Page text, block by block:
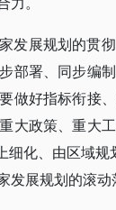
发展规划的贯
部署、同步编
做好指标衔接
大政策、重大
化、由区域规
展规划的滚动